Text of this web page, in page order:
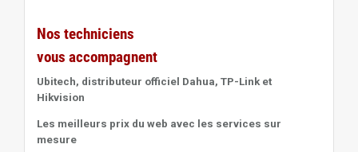
Nos techniciens
vous accompagnent
Ubitech, distributeur officiel Dahua, TP-Link et
Hikvision
Les meilleurs prix du web avec les services sur
mesure